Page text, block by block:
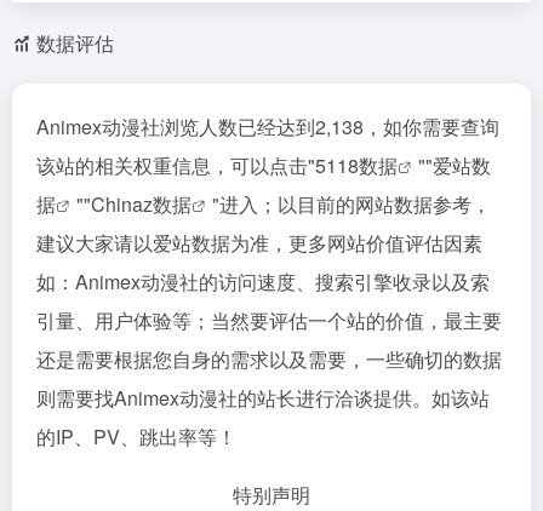
数据评估
Animex动漫社浏览人数已经达到2,138，如你需要查询
该站的相关权重信息，可以点击"5118数据 ""爱站数
据
""Chinaz数据
"进入；以目前的网站数据参考，
建议大家请以爱站数据为准，更多网站价值评估因素
如：Animex动漫社的访问速度、搜索引擎收录以及索
引量、用户体验等；当然要评估一个站的价值，最主要
还是需要根据您自身的需求以及需要，一些确切的数据
则需要找Animex动漫社的站长进行洽谈提供。如该站
的IP、PV、跳出率等！
特别声明